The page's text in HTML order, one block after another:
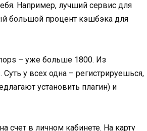
Например, лучший сервис для
большой процент кэшбэка для
– уже больше 1800. Из
у всех одна – регистрируешься,
установить плагин) и
счет в личном кабинете. На карту